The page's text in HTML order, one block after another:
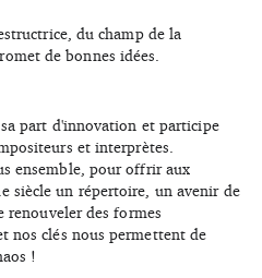
du champ de la
de bonnes idées.
part d'innovation et participe
et interprètes.
ensemble, pour offrir aux
siècle un répertoire, un avenir de
des formes
nos clés nous permettent de
!